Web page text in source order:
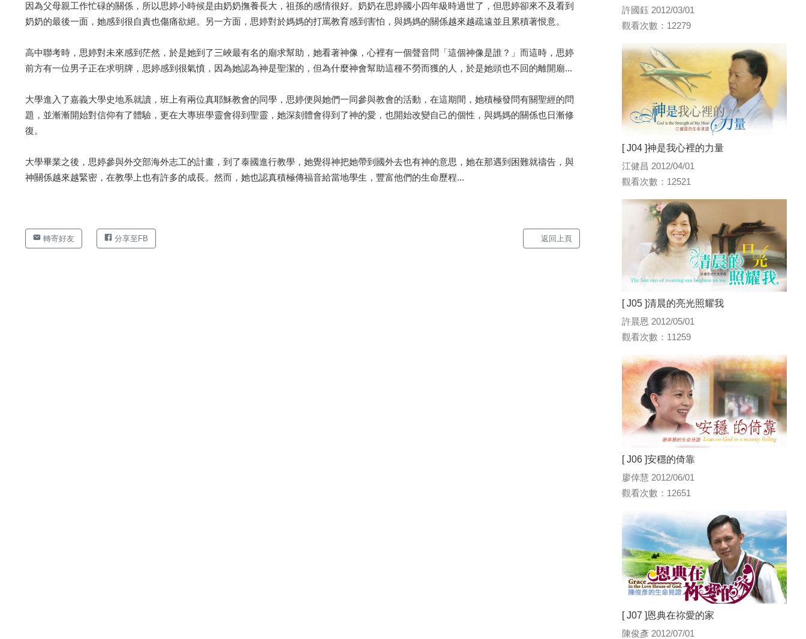
因為父母親工作忙碌的關係，所以思婷小時候是由奶奶撫養長大，祖孫的感情很好。奶奶在思婷國小四年級時過世了，但思婷卻來不及看到
奶奶的最後一面，她感到很自責也傷痛欲絕。另一方面，思婷對於媽媽的打罵教育感到害怕，與媽媽的關係越來越疏遠並且累積著恨意。
高中聯考時，思婷對未來感到茫然，於是她到了三峽最有名的廟求幫助，她看著神像，心裡有一個聲音問「這個神像是誰？」而這時，思婷
前方有一位男子正在求明牌，思婷感到很氣憤，因為她認為神是聖潔的，但為什麼神會幫助這種不勞而獲的人，於是她頭也不回的離開廟...
大學進入了嘉義大學史地系就讀，班上有兩位真耶穌教會的同學，思婷便與她們一同參與教會的活動，在這期間，她積極發問有關聖經的問
題，並漸漸開始對信仰有了體驗，更在大專班學靈會得到聖靈，她深刻體會得到了神的愛，也開始改變自己的個性，與媽媽的關係也日漸修
復。
大學畢業之後，思婷參與外交部海外志工的計畫，到了泰國進行教學，她覺得神把她帶到國外去也有神的意思，她在那遇到困難就禱告，與
神關係越來越緊密，在教學上也有許多的成長。然而，她也認真積極傳福音給當地學生，豐富他們的生命歷程...
轉寄好友 分享至FB 返回上頁
許國鈺 2012/03/01
觀看次數：12279
[ J04 ]神是我心裡的力量
江健昌 2012/04/01
觀看次數：12521
[ J05 ]清晨的亮光照耀我
許晨恩 2012/05/01
觀看次數：11259
[ J06 ]安穩的倚靠
廖倖慧 2012/06/01
觀看次數：12651
[ J07 ]恩典在祢愛的家
陳俊彥 2012/07/01